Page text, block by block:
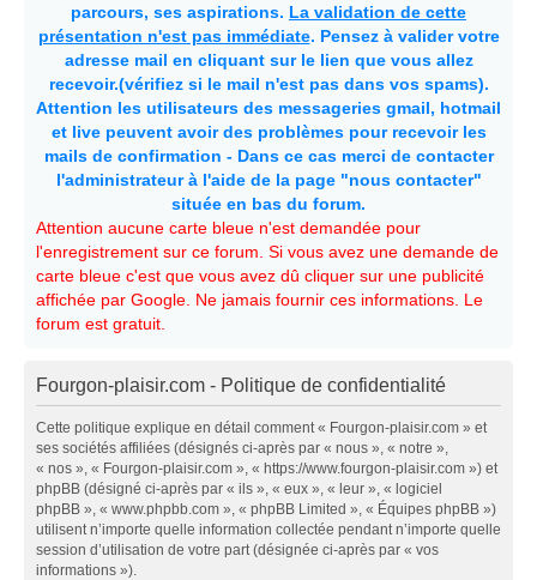
parcours, ses aspirations. La validation de cette
présentation n'est pas immédiate. Pensez à valider votre
adresse mail en cliquant sur le lien que vous allez
recevoir.(vérifiez si le mail n'est pas dans vos spams).
Attention les utilisateurs des messageries gmail, hotmail
et live peuvent avoir des problèmes pour recevoir les
mails de confirmation - Dans ce cas merci de contacter
l'administrateur à l'aide de la page "nous contacter"
située en bas du forum.
Attention aucune carte bleue n'est demandée pour
l'enregistrement sur ce forum. Si vous avez une demande de
carte bleue c'est que vous avez dû cliquer sur une publicité
affichée par Google. Ne jamais fournir ces informations. Le
forum est gratuit.
Fourgon-plaisir.com - Politique de confidentialité
Cette politique explique en détail comment « Fourgon-plaisir.com » et
ses sociétés affiliées (désignés ci-après par « nous », « notre »,
« nos », « Fourgon-plaisir.com », « https://www.fourgon-plaisir.com ») et
phpBB (désigné ci-après par « ils », « eux », « leur », « logiciel
phpBB », « www.phpbb.com », « phpBB Limited », « Équipes phpBB »)
utilisent n’importe quelle information collectée pendant n’importe quelle
session d’utilisation de votre part (désignée ci-après par « vos
informations »).